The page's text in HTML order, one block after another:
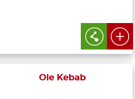
Ole Kebab